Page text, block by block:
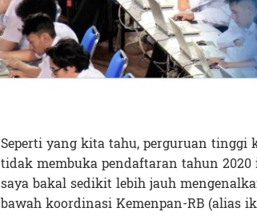
Seperti yang kita tahu, perguruan tinggi
tidak membuka pendaftaran tahun
saya bakal sedikit lebih jauh
bawah koordinasi Kemenpan-RB (alias